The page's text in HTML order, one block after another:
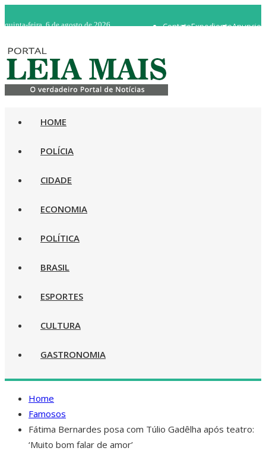
quinta-feira, 6 de agosto de 2026 Anuncie
Expediente
Contato
HOME
POLÍCIA
CIDADE
ECONOMIA
POLÍTICA
BRASIL
ESPORTES
CULTURA
GASTRONOMIA
Home
Famosos
Fátima Bernardes posa com Túlio Gadêlha após teatro:
‘Muito bom falar de amor’